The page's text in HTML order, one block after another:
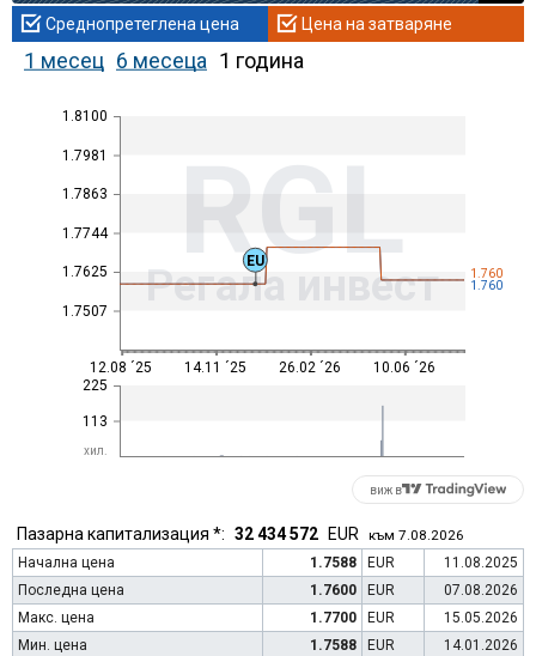
Среднопретеглена цена Цена на затваряне
1 месец 6 месеца 1 година
1.7507
1.7625
1.7744
1.7863
1.7981
1.8100
RGL
Регала инвест
хил.
113
225
1.760
1.760
12.08 ´25 14.11 ´25 26.02 ´26 10.06 ´26
EU
виж в
Пазарна капитализация *: 32 434 572 EUR към 7.08.2026
Начална цена
1.7588 EUR
11.08.2025
Последна цена
1.7600 EUR
07.08.2026
Макс. цена
1.7700 EUR
15.05.2026
Мин. цена
1.7588 EUR
14.01.2026